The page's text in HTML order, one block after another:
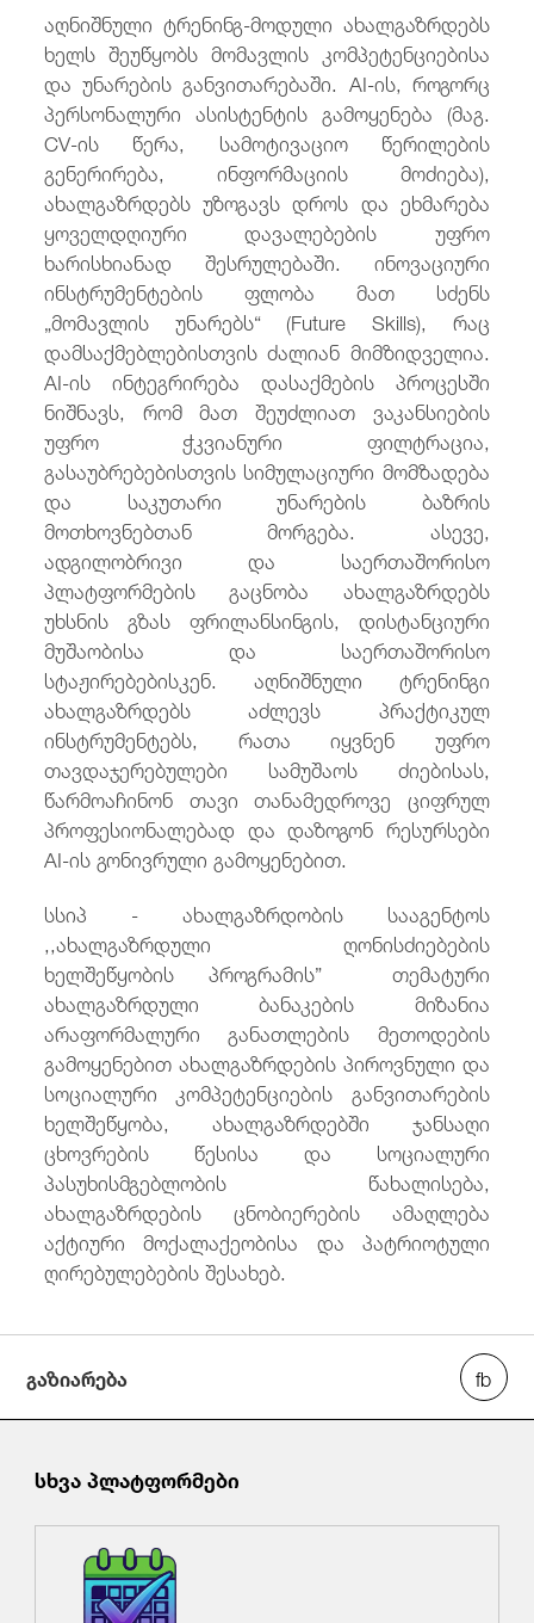
აღნიშნული ტრენინგ-მოდული ახალგაზრდებს
ხელს შეუწყობს მომავლის კომპეტენციებისა
და უნარების განვითარებაში. AI-ის, როგორც
პერსონალური ასისტენტის გამოყენება (მაგ.
CV-ის წერა, სამოტივაციო წერილების
გენერირება, ინფორმაციის მოძიება),
ახალგაზრდებს უზოგავს დროს და ეხმარება
ყოველდღიური დავალებების უფრო
ხარისხიანად შესრულებაში. ინოვაციური
ინსტრუმენტების ფლობა მათ სძენს
„მომავლის უნარებს“ (Future Skills), რაც
დამსაქმებლებისთვის ძალიან მიმზიდველია.
AI-ის ინტეგრირება დასაქმების პროცესში
ნიშნავს, რომ მათ შეუძლიათ ვაკანსიების
უფრო ჭკვიანური ფილტრაცია,
გასაუბრებებისთვის სიმულაციური მომზადება
და საკუთარი უნარების ბაზრის
მოთხოვნებთან მორგება. ასევე,
ადგილობრივი და საერთაშორისო
პლატფორმების გაცნობა ახალგაზრდებს
უხსნის გზას ფრილანსინგის, დისტანციური
მუშაობისა და საერთაშორისო
სტაჟირებებისკენ. აღნიშნული ტრენინგი
ახალგაზრდებს აძლევს პრაქტიკულ
ინსტრუმენტებს, რათა იყვნენ უფრო
თავდაჯერებულები სამუშაოს ძიებისას,
წარმოაჩინონ თავი თანამედროვე ციფრულ
პროფესიონალებად და დაზოგონ რესურსები
AI-ის გონივრული გამოყენებით.
სსიპ - ახალგაზრდობის სააგენტოს
,,ახალგაზრდული ღონისძიებების
ხელშეწყობის პროგრამის” თემატური
ახალგაზრდული ბანაკების მიზანია
არაფორმალური განათლების მეთოდების
გამოყენებით ახალგაზრდების პიროვნული და
სოციალური კომპეტენციების განვითარების
ხელშეწყობა, ახალგაზრდებში ჯანსაღი
ცხოვრების წესისა და სოციალური
პასუხისმგებლობის წახალისება,
ახალგაზრდების ცნობიერების ამაღლება
აქტიური მოქალაქეობისა და პატრიოტული
ღირებულებების შესახებ.
გაზიარება
სხვა პლატფორმები